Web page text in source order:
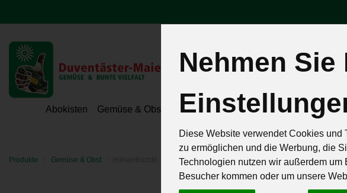
Nehmen
Diese Website verwendet Cookies und
zu ermöglichen und die Werbung, die
Technologien nutzen wir außerdem
Besucher kommen oder um unsere
Hoeri - Gemüse
Abokisten Gemüse & Obst Hofeigene Spezialitäten Brot & Eier
Produkte Gemüse & Obst